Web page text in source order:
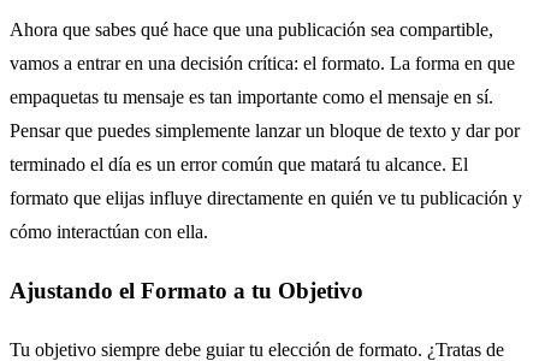
Ahora que sabes qué hace que una publicación sea compartible,
vamos a entrar en una decisión crítica: el formato. La forma en que
empaquetas tu mensaje es tan importante como el mensaje en sí.
Pensar que puedes simplemente lanzar un bloque de texto y dar por
terminado el día es un error común que matará tu alcance. El
formato que elijas influye directamente en quién ve tu publicación y
cómo interactúan con ella.
Ajustando el Formato a tu Objetivo
Tu objetivo siempre debe guiar tu elección de formato. ¿Tratas de